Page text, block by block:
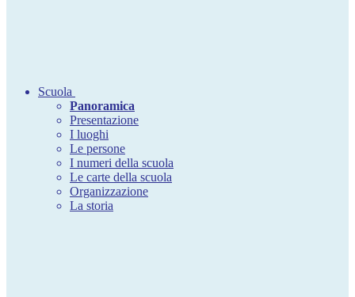
Scuola
Panoramica
Presentazione
I luoghi
Le persone
I numeri della scuola
Le carte della scuola
Organizzazione
La storia